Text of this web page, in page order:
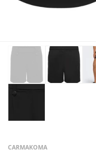
CARMAKOMA